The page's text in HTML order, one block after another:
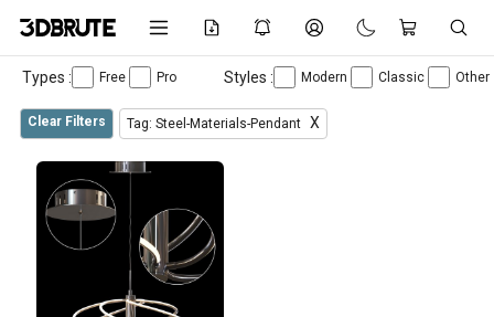
Types : Free Pro Styles : Modern Classic Other
Clear Filters Tag: Steel-Materials-Pendant X